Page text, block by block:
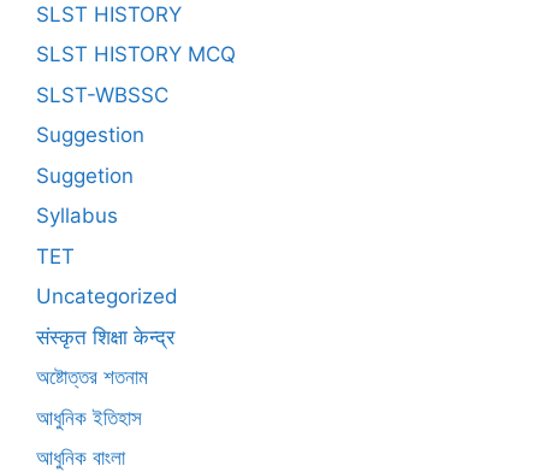
SLST HISTORY
SLST HISTORY MCQ
SLST-WBSSC
Suggestion
Suggetion
Syllabus
TET
Uncategorized
संस्कृत शिक्षा केन्द्र
অষ্টোত্তর শতনাম
আধুনিক ইতিহাস
আধুনিক বাংলা